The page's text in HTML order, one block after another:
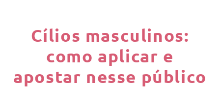
Cílios masculinos:
como aplicar e
apostar nesse público